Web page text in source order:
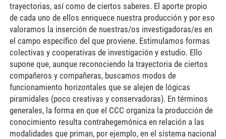
trayectorias, así como de ciertos saberes. El aporte propio
de cada uno de ellos enriquece nuestra producción y por eso
valoramos la inserción de nuestras/os investigadoras/es en
el campo específico del que proviene. Estimulamos formas
colectivas y cooperativas de investigación y estudio. Ello
supone que, aunque reconociendo la trayectoria de ciertos
compañeros y compañeras, buscamos modos de
funcionamiento horizontales que se alejen de lógicas
piramidales (poco creativas y conservadoras). En términos
generales, la forma en que el CCC organiza la producción de
conocimiento resulta contrahegemónica en relación a las
modalidades que priman, por ejemplo, en el sistema nacional